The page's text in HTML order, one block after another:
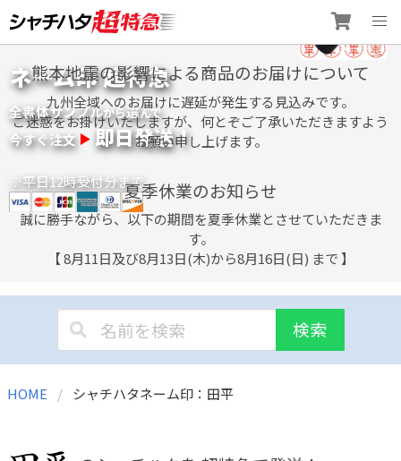
to
content
ネーム印 超特急
全書体サンプルから選んで
今すぐ注文 即日発送！
※平日12時受付分まで
熊本地震の影響による商品のお届けについて
九州全域へのお届けに遅延が発生する見込みです。
ご迷惑をお掛けいたしますが、何とぞご了承いただきますよう
お願い申し上げます。
夏季休業のお知らせ
誠に勝手ながら、以下の期間を夏季休業とさせていただきま
す。
【 8月11日及び8月13日(木)から8月16日(日) まで 】
検索
HOME シャチハタネーム印：田平